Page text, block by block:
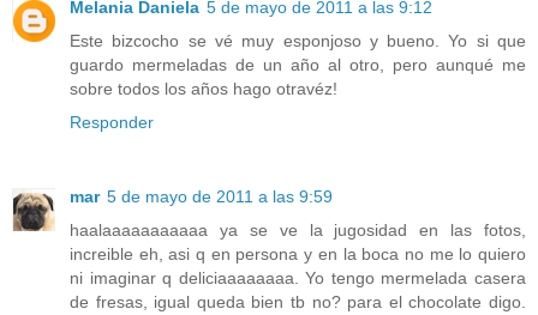
Melania Daniela 5 de mayo de 2011 a las 9:12
Este bizcocho se vé muy esponjoso y bueno. Yo si que
guardo mermeladas de un año al otro, pero aunqué me
sobre todos los años hago otravéz!
Responder
mar 5 de mayo de 2011 a las 9:59
haalaaaaaaaaaaa ya se ve la jugosidad en las fotos,
increible eh, asi q en persona y en la boca no me lo quiero
ni imaginar q deliciaaaaaaaa. Yo tengo mermelada casera
de fresas, igual queda bien tb no? para el chocolate digo.